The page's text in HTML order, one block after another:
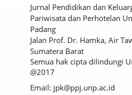
Jurnal Pendidikan dan
Pariwisata dan Perhotelan
Padang
Jalan Prof. Dr. Hamka, Air
Sumatera Barat
Semua hak cipta dilindungi
@2017
Email: jpk@ppj.unp.ac.id